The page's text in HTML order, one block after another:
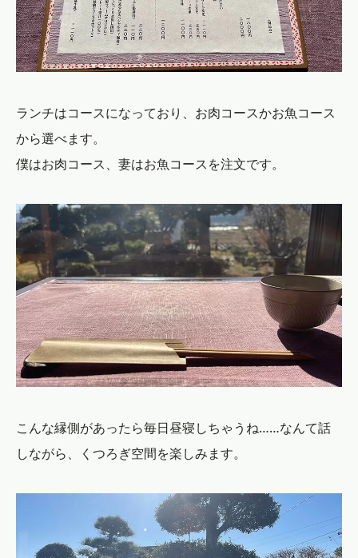
ランチはコースになっており、お肉コースかお魚コース
から選べます。
僕はお肉コース、妻はお魚コースを注文です。
こんな縁側があったら毎日昼寝しちゃうね……なんて話
しながら、くつろぎ空間を楽しみます。